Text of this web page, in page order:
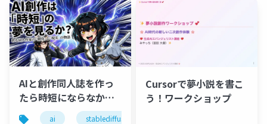
AIと創作同人誌を作っ
たら時短にならなかっ
た話
ai stablediffusion
Cursorで夢小説を書こ
う！ワークショップ